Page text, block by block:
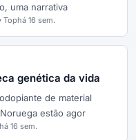
uma narrativa
Tophá 16 sem.
genética da vida
de material
estão agor
16 sem.